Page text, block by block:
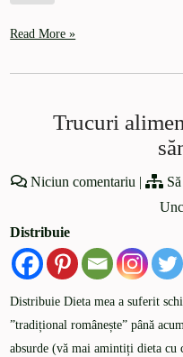
Read More »
Trucuri
Niciun comentariu |
Distribuie
Distribuie Dieta mea a suferit
”tradițional românește” până
absurde (vă mai amintiți dieta cu